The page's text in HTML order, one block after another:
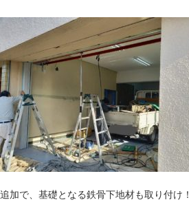
追加で、基礎となる鉄骨下地材も取り付け！